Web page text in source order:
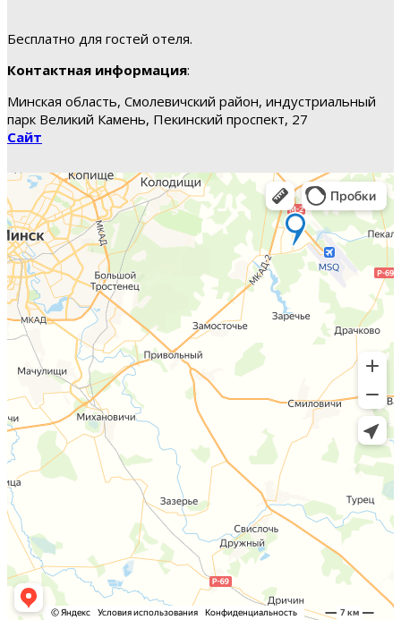
Бесплатно для гостей отеля.
Контактная информация:
Минская область, Смолевичский район, индустриальный
парк Великий Камень, Пекинский проспект, 27
Сайт